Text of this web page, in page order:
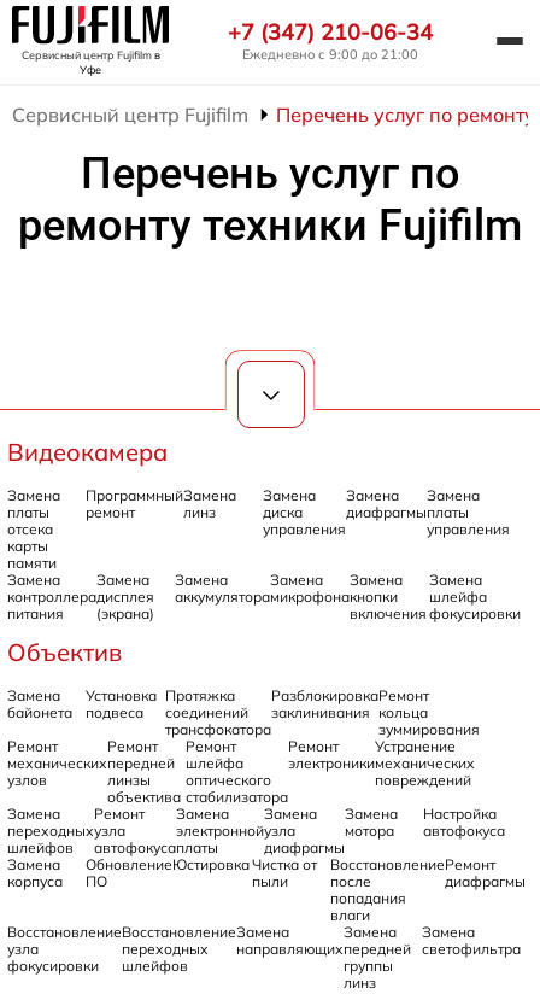
Сервисный центр Fujifilmв
Уфе
+7 (347) 210-06-34
Ежедневно с 9:00 до 21:00
Сервисный центр Fujifilm Перечень услуг по
Перечень услуг по
ремонту техники Fujifilm
Видеокамера
Замена
платы
отсека
карты
памяти
Программный
ремонт
Замена
линз
Замена
диска
управления
Замена
диафрагмы
Замена
платы
управления
Замена
контроллера
питания
Замена
дисплея
(экрана)
Замена
аккумулятора
Замена
микрофона
Замена
кнопки
включения
Замена
шлейфа
фокусировки
Объектив
Замена
байонета
Установка
подвеса
Протяжка
соединений
трансфокатора
Разблокировка
заклинивания
Ремонт
кольца
зуммирования
Ремонт
механических
узлов
Ремонт
передней
линзы
объектива
Ремонт
шлейфа
оптического
стабилизатора
Ремонт
электроники
Устранение
механических
повреждений
Замена
переходных
шлейфов
Ремонт
узла
автофокуса
Замена
электронной
платы
Замена
узла
диафрагмы
Замена
мотора
Настройка
автофокуса
Замена
корпуса
Обновление
ПО
ЮстировкаЧистка от
пыли
Восстановление
после
попадания
влаги
Ремонт
диафрагмы
Восстановление
узла
фокусировки
Восстановление
переходных
шлейфов
Замена
направляющих
Замена
передней
группы
линз
Замена
светофильтра